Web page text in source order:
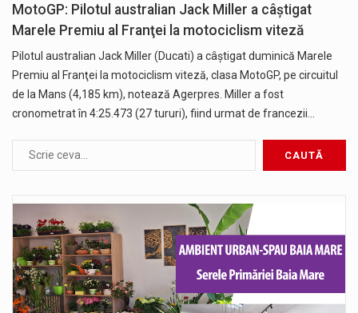
MotoGP: Pilotul australian Jack Miller a câştigat
Marele Premiu al Franţei la motociclism viteză
Pilotul australian Jack Miller (Ducati) a câştigat duminică Marele
Premiu al Franţei la motociclism viteză, clasa MotoGP, pe circuitul
de la Mans (4,185 km), notează Agerpres. Miller a fost
cronometrat în 4:25.473 (27 tururi), fiind urmat de francezii…